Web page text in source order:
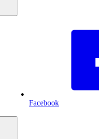
Facebook